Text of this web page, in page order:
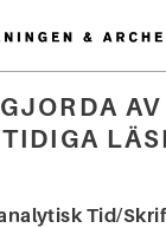
Tid/